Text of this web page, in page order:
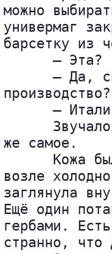
можно
универмаг
барсетку из
      — Эта?
— Да,
производство?
—
же самое.
Кожа
возле
заглянула
Ещё один
гербами.
странно, что